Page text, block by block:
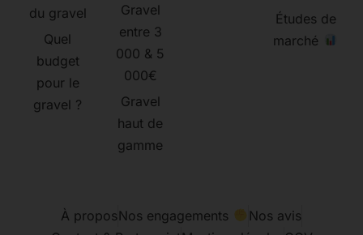
du gravel
Quel
budget
pour le
gravel ?
Gravel
entre 3
000 & 5
000€
Gravel
haut de
gamme
Études de
marché
À propos Nos engagements
Nos avis